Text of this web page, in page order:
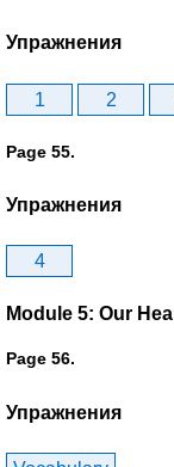
Упражнения
1 2
Page 55.
Упражнения
4
Module 5: Our
Page 56.
Упражнения